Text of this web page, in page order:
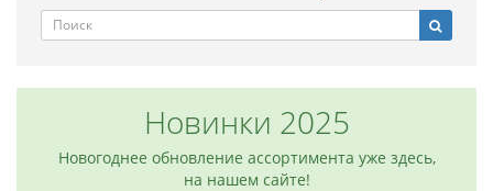
Новинки 2025
Новогоднее обновление ассортимента уже здесь,
на нашем сайте!